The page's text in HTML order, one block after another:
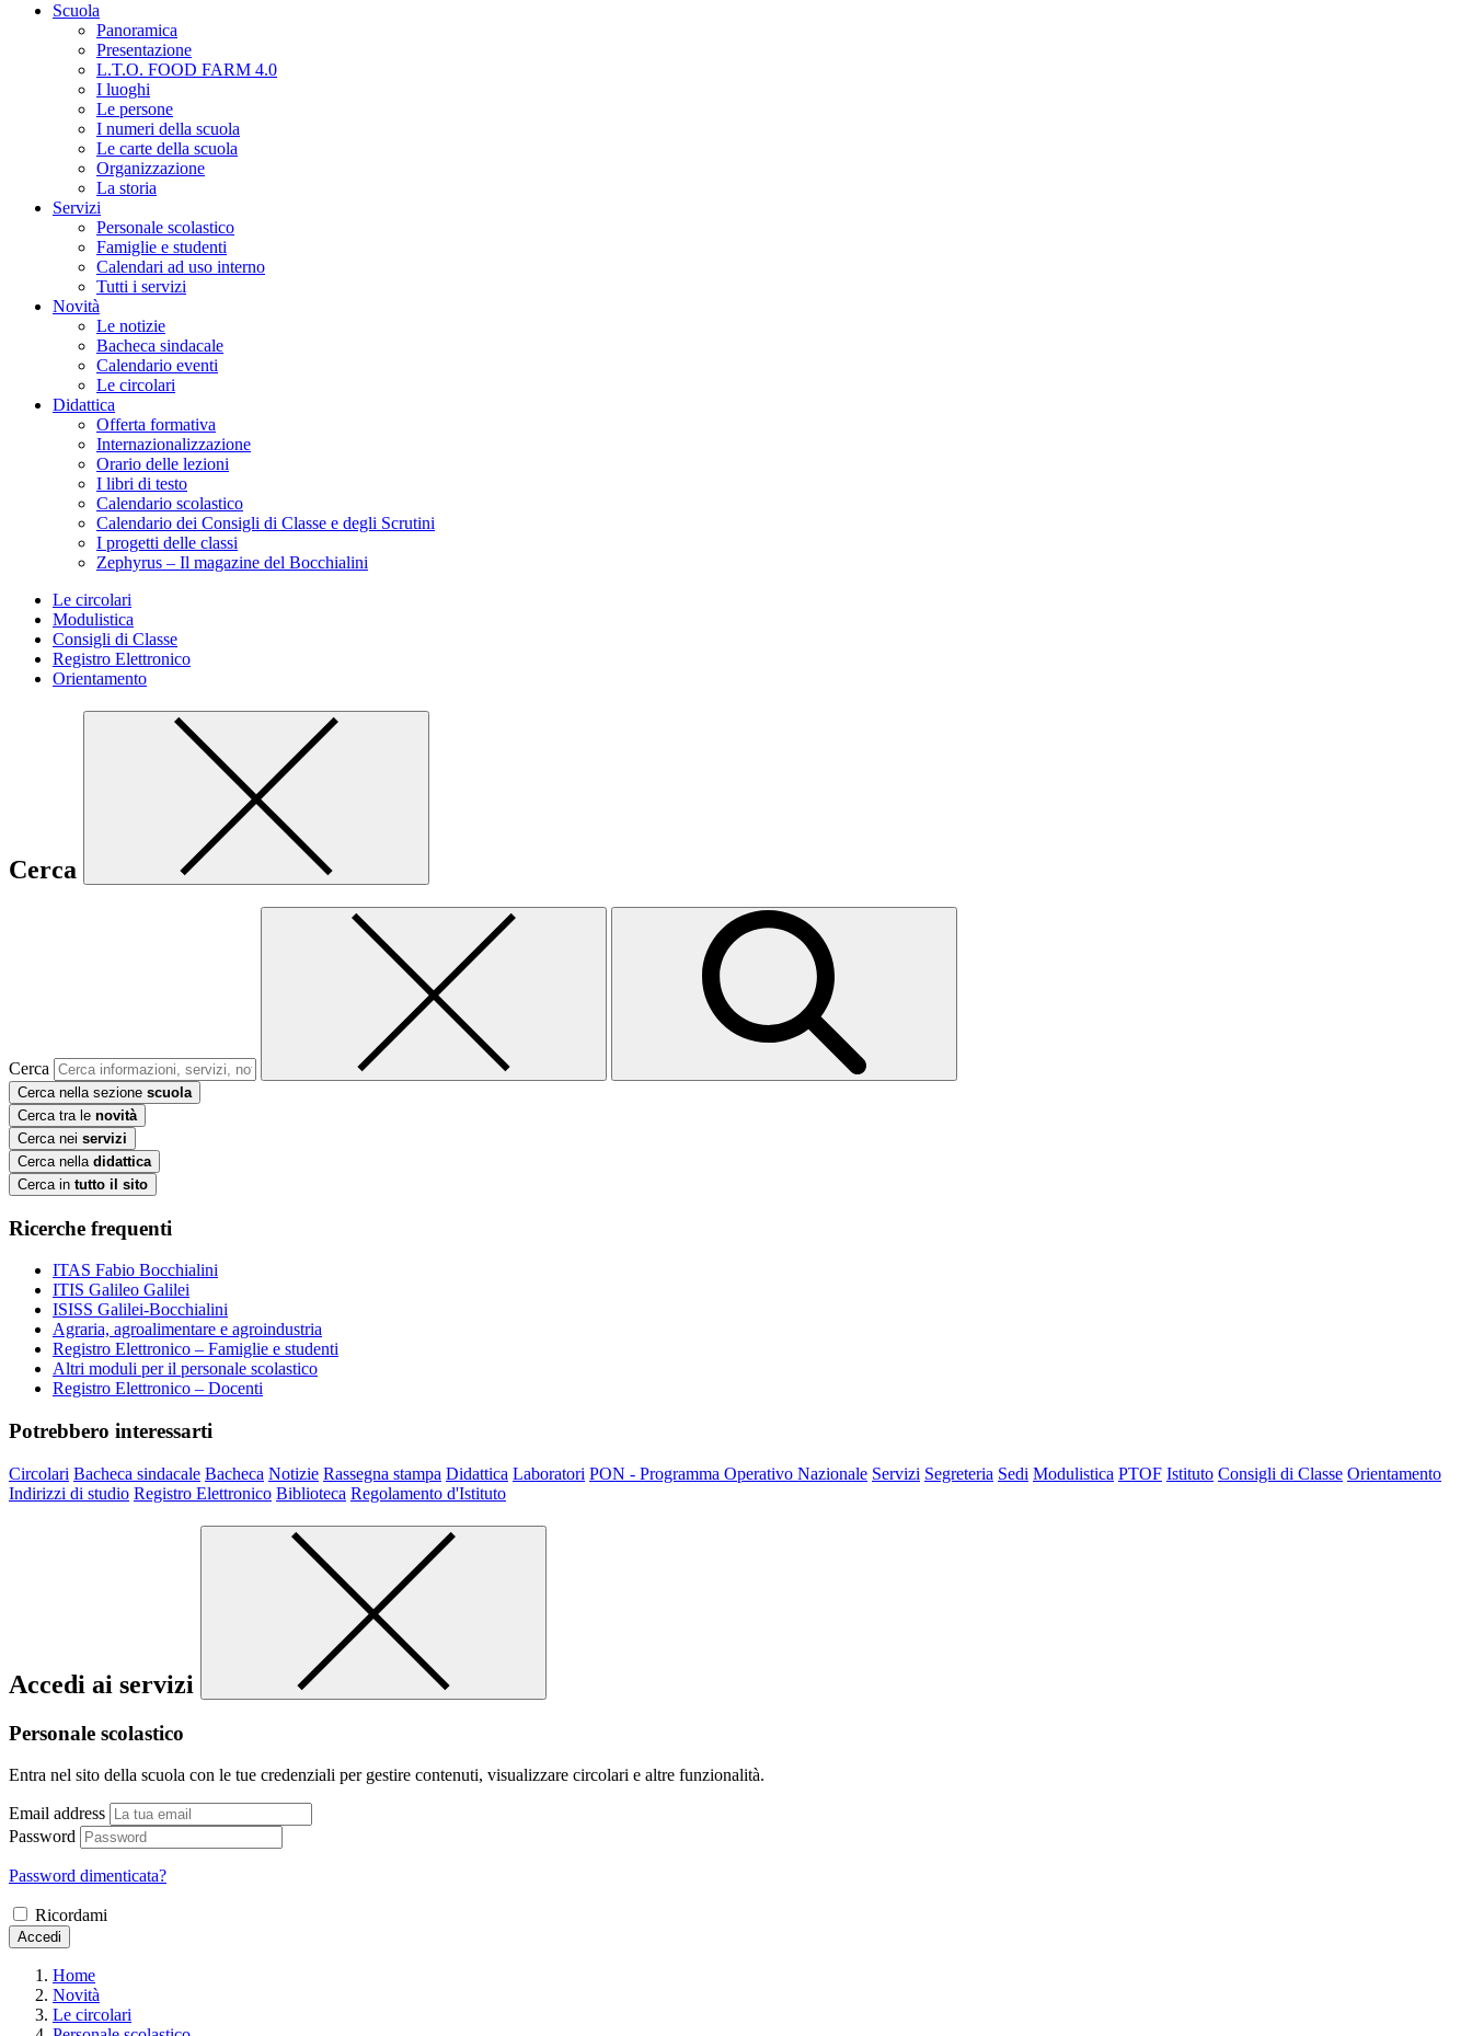
Scuola
Panoramica
Presentazione
L.T.O. FOOD FARM 4.0
I luoghi
Le persone
I numeri della scuola
Le carte della scuola
Organizzazione
La storia
Servizi
Personale scolastico
Famiglie e studenti
Calendari ad uso interno
Tutti i servizi
Novità
Le notizie
Bacheca sindacale
Calendario eventi
Le circolari
Didattica
Offerta formativa
Internazionalizzazione
Orario delle lezioni
I libri di testo
Calendario scolastico
Calendario dei Consigli di Classe e degli Scrutini
I progetti delle classi
Zephyrus – Il magazine del Bocchialini
Le circolari
Modulistica
Consigli di Classe
Registro Elettronico
Orientamento
Cerca
Cerca
Cerca nella sezione scuola
Cerca tra le novità
Cerca nei servizi
Cerca nella didattica
Cerca in tutto il sito
Ricerche frequenti
ITAS Fabio Bocchialini
ITIS Galileo Galilei
ISISS Galilei-Bocchialini
Agraria, agroalimentare e agroindustria
Registro Elettronico – Famiglie e studenti
Altri moduli per il personale scolastico
Registro Elettronico – Docenti
Potrebbero interessarti
Circolari Bacheca sindacale Bacheca Notizie Rassegna stampa Didattica Laboratori PON - Programma Operativo Nazionale Servizi Segreteria Sedi Modulistica PTOF Istituto Consigli di Classe Orientamento
Indirizzi di studio Registro Elettronico Biblioteca Regolamento d'Istituto
Accedi ai servizi
Personale scolastico
Entra nel sito della scuola con le tue credenziali per gestire contenuti, visualizzare circolari e altre funzionalità.
Email address
Password
Password dimenticata?
Ricordami
Accedi
Home
Novità
Le circolari